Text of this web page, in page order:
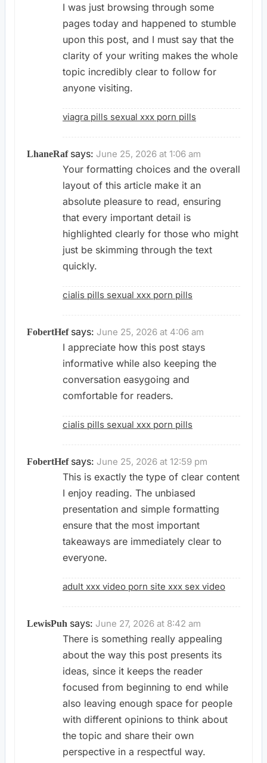
I was just browsing through some
pages today and happened to stumble
upon this post, and I must say that the
clarity of your writing makes the whole
topic incredibly clear to follow for
anyone visiting.
viagra pills sexual xxx porn pills
LhaneRaf says: June 25, 2026 at 1:06 am
Your formatting choices and the overall
layout of this article make it an
absolute pleasure to read, ensuring
that every important detail is
highlighted clearly for those who might
just be skimming through the text
quickly.
cialis pills sexual xxx porn pills
FobertHef says: June 25, 2026 at 4:06 am
I appreciate how this post stays
informative while also keeping the
conversation easygoing and
comfortable for readers.
cialis pills sexual xxx porn pills
FobertHef says: June 25, 2026 at 12:59 pm
This is exactly the type of clear content
I enjoy reading. The unbiased
presentation and simple formatting
ensure that the most important
takeaways are immediately clear to
everyone.
adult xxx video porn site xxx sex video
LewisPuh says: June 27, 2026 at 8:42 am
There is something really appealing
about the way this post presents its
ideas, since it keeps the reader
focused from beginning to end while
also leaving enough space for people
with different opinions to think about
the topic and share their own
perspective in a respectful way.